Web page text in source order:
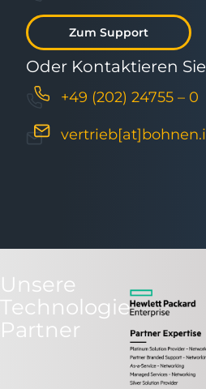
Zum Support
Oder Kontaktieren
+49 (202) 24755 – 0
Unsere
Technologie
Partner